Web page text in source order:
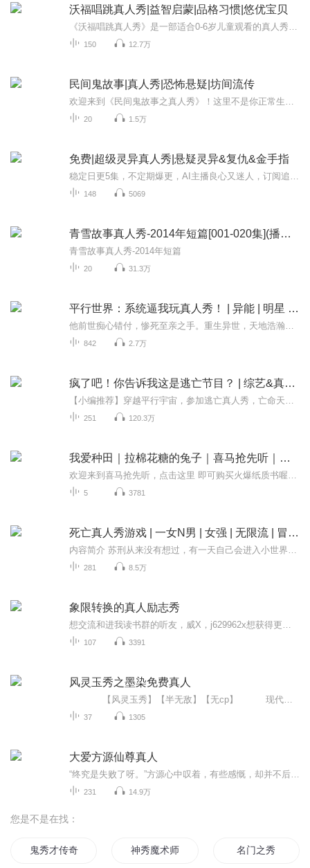
沃福唱跳真人秀|益智启蒙|品格习惯|悠优宝贝
150 12.7万
民间鬼故事|真人秀|恐怖悬疑|坊间流传
20 1.5万
免费|超级灵异真人秀|悬疑灵异&复仇&金手指
148 5069
青雪故事真人秀-2014年短篇[001-020集](播音—青雪)
青雪故事真人秀-2014年短篇
20 31.3万
平行世界：系统逼我玩真人秀！ | 异能 | 明星 | 真人
842 2.7万
疯了吧！你告诉我这是逃亡节目？ | 综艺&真人秀
251 120.3万
我爱种田｜拉棉花糖的兔子｜喜马抢先听｜偶像真人秀
5 3781
死亡真人秀游戏 | 一女N男 | 女强 | 无限流 | 冒险 | 惊悚
281 8.5万
象限转换的真人励志秀
107 3391
风灵玉秀之墨染免费真人
37 1305
大爱方源仙尊真人
231 14.9万
您是不是在找：
鬼秀才传奇 神秀魔术师 名门之秀